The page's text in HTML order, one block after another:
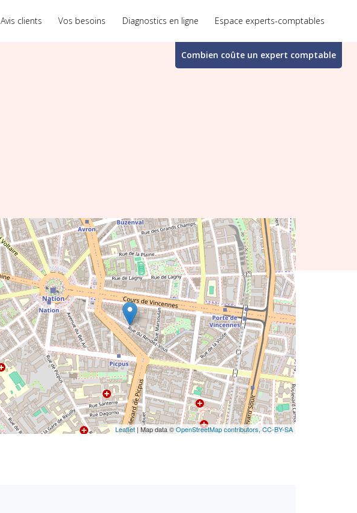
Avis clients Vos besoins Diagnostics en ligne Espace experts-comptables
Combien coûte un expert comptable
Leaflet | Map data ©OpenStreetMap contributors,CC-BY-SA